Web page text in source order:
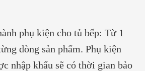
phụ kiện cho tủ bếp: Từ 1
dòng sản phẩm. Phụ kiện
nhập khẩu sẽ có thời gian bảo